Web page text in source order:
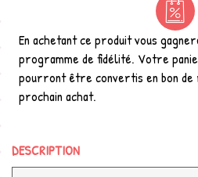
En achetant ce produit vous
programme de fidélité. Votre
pourront être convertis en bon de
prochain achat.
DESCRIPTION